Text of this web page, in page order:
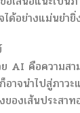
ได้อย่างแม่นยำยิ่
AI คือความสา
าจนำไปสู่ภาว
องเส้นประสา